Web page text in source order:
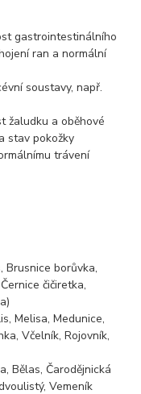
gastrointestinálního
ran a normální
soustavy, např.
žaludku a oběhové
stav pokožky
trávení
Brusnice borůvka,
čičiretka,
Melisa, Medunice,
Včelník, Rojovník,
Bělas, Čarodějnická
Vemeník